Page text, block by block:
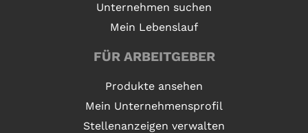
Unternehmen suchen
Mein Lebenslauf
FÜR ARBEITGEBER
Produkte ansehen
Mein Unternehmensprofil
Stellenanzeigen verwalten